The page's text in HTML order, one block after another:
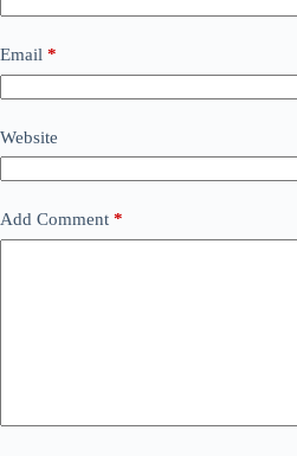
Email *
Website
Add Comment *